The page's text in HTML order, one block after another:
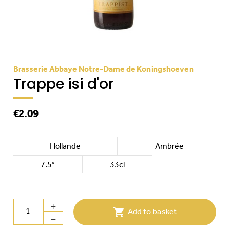
Brasserie Abbaye Notre-Dame de Koningshoeven
Trappe isi d'or
€2.09
Hollande Ambrée
7.5° 33cl
 Add to basket